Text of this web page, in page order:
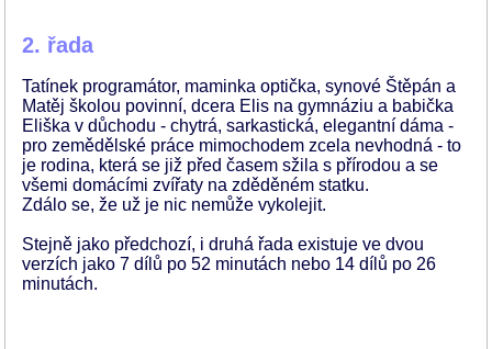
2. řada
Tatínek programátor, maminka optička, synové Štěpán a
Matěj školou povinní, dcera Elis na gymnáziu a babička
Eliška v důchodu - chytrá, sarkastická, elegantní dáma -
pro zemědělské práce mimochodem zcela nevhodná - to
je rodina, která se již před časem sžila s přírodou a se
všemi domácími zvířaty na zděděném statku.
Zdálo se, že už je nic nemůže vykolejit.
Stejně jako předchozí, i druhá řada existuje ve dvou
verzích jako 7 dílů po 52 minutách nebo 14 dílů po 26
minutách.